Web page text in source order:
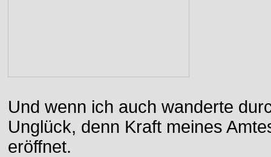
Und wenn ich auch wanderte
Unglück, denn Kraft meines
eröffnet.